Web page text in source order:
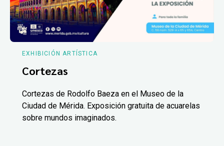
EXHIBICIÓN ARTÍSTICA
Cortezas
Cortezas de Rodolfo Baeza en el Museo de la
Ciudad de Mérida. Exposición gratuita de acuarelas
sobre mundos imaginados.